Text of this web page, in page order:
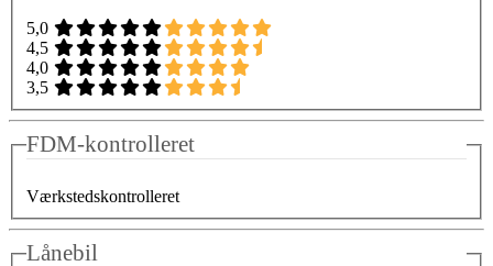
5,0
4,5
4,0
3,5
FDM-kontrolleret
Værkstedskontrolleret
Lånebil